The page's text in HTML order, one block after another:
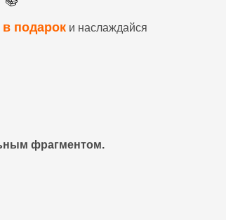
подарок и наслаждайся
фрагментом.